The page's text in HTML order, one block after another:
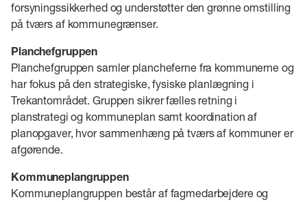
forsyningssikkerhed og understøtter den grønne omstilling
på tværs af kommunegrænser.
Planchefgruppen
Planchefgruppen samler plancheferne fra kommunerne og
har fokus på den strategiske, fysiske planlægning i
Trekantområdet. Gruppen sikrer fælles retning i
planstrategi og kommuneplan samt koordination af
planopgaver, hvor sammenhæng på tværs af kommuner er
afgørende.
Kommuneplangruppen
Kommuneplangruppen består af fagmedarbejdere og